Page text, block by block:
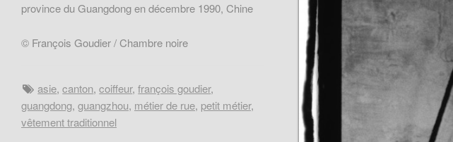
province du Guangdong en décembre 1990, Chine
© François Goudier / Chambre noire
asie,canton,coiffeur,françois goudier,
guangdong,guangzhou, métier de rue, petit métier,
vêtement traditionnel